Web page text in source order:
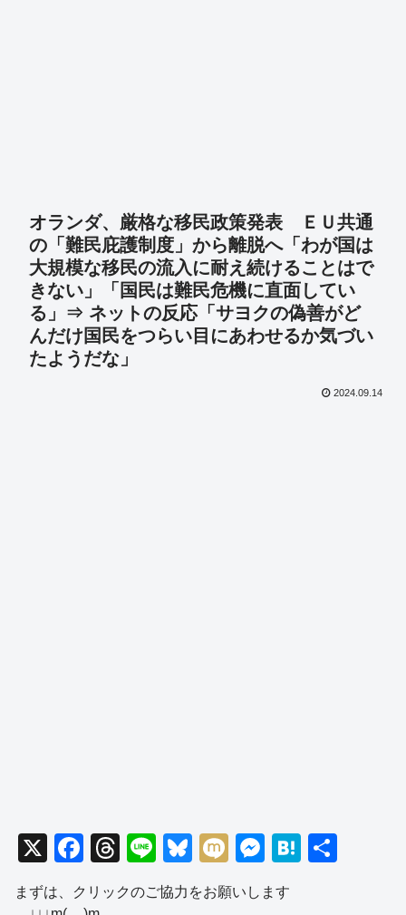
オランダ、厳格な移民政策発表 ＥＵ共通
の「難民庇護制度」から離脱へ「わが国は
大規模な移民の流入に耐え続けることはで
きない」「国民は難民危機に直面してい
る」⇒ ネットの反応「サヨクの偽善がど
んだけ国民をつらい目にあわせるか気づい
たようだな」
2024.09.14
X
F
a
c
T
hr
e
Li
n
e
Bl
u
e
M
ixi
M
e
ss
H
まずは、クリックのご協力をお願いします